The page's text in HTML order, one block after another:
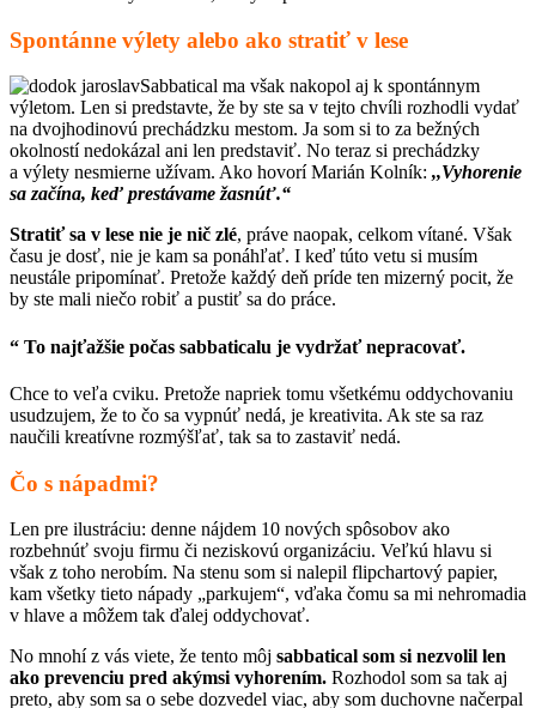
Spontánne výlety alebo ako stratiť v lese
Sabbatical ma však nakopol aj k spontánnym
výletom. Len si predstavte, že by ste sa v tejto chvíli rozhodli vydať
na dvojhodinovú prechádzku mestom. Ja som si to za bežných
okolností nedokázal ani len predstaviť. No teraz si prechádzky
a výlety nesmierne užívam. Ako hovorí Marián Kolník: ,,Vyhorenie
sa začína, keď prestávame žasnúť.“
Stratiť sa v lese nie je nič zlé, práve naopak, celkom vítané. Však
času je dosť, nie je kam sa ponáhľať. I keď túto vetu si musím
neustále pripomínať. Pretože každý deň príde ten mizerný pocit, že
by ste mali niečo robiť a pustiť sa do práce.
“ To najťažšie počas sabbaticalu je vydržať nepracovať.
Chce to veľa cviku. Pretože napriek tomu všetkému oddychovaniu
usudzujem, že to čo sa vypnúť nedá, je kreativita. Ak ste sa raz
naučili kreatívne rozmýšľať, tak sa to zastaviť nedá.
Čo s nápadmi?
Len pre ilustráciu: denne nájdem 10 nových spôsobov ako
rozbehnúť svoju firmu či neziskovú organizáciu. Veľkú hlavu si
však z toho nerobím. Na stenu som si nalepil flipchartový papier,
kam všetky tieto nápady „parkujem“, vďaka čomu sa mi nehromadia
v hlave a môžem tak ďalej oddychovať.
No mnohí z vás viete, že tento môj sabbatical som si nezvolil len
ako prevenciu pred akýmsi vyhorením. Rozhodol som sa tak aj
preto, aby som sa o sebe dozvedel viac, aby som duchovne načerpal